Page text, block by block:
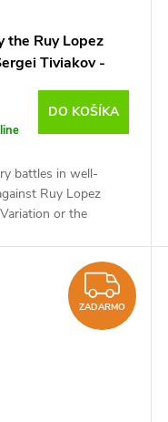
the Ruy Lopez
Tiviakov -
(anglicky)
DO KOŠÍKA
battles in well-
Ruy Lopez
or the
ZADARMO